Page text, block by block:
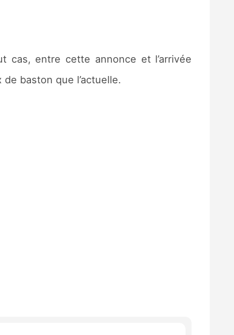
cas, entre cette annonce et l’arrivée
baston que l’actuelle.